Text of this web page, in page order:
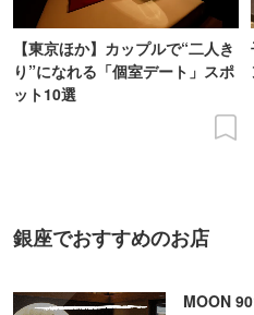
【東京ほか】カップルで“二人き
り”になれる「個室デート」スポ
ット10選
銀座でおすすめのお店
MOON